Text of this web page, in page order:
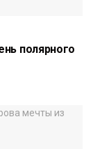
полярного